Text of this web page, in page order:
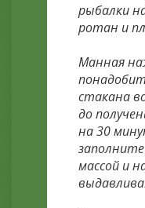
рыбалки
ротан и
Манная
стакана
до
на 30
массой и